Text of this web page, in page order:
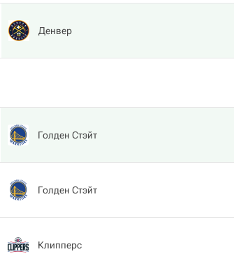
Денвер
Голден Стэйт
Голден Стэйт
Клипперс